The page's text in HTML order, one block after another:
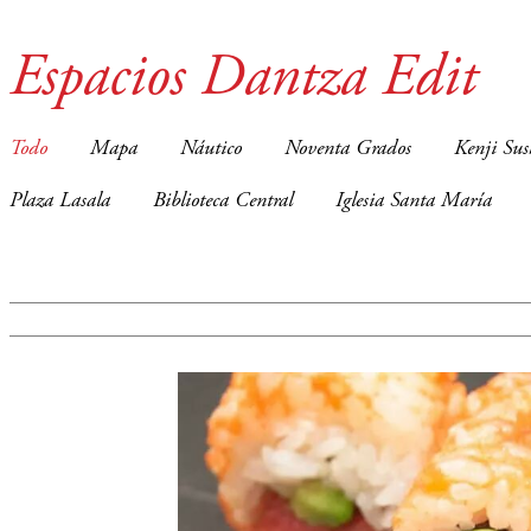
Espacios Dantza Edit
Todo Mapa Náutico Noventa Grados Kenji
Plaza Lasala Biblioteca Central Iglesia Santa María